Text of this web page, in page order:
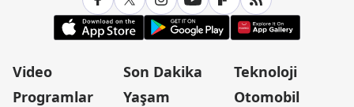
Video
Programlar
Son Dakika
Yaşam
Teknoloji
Otomobil